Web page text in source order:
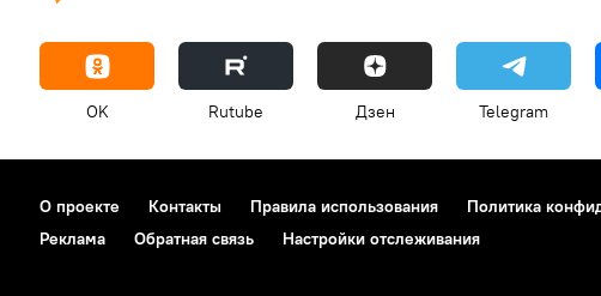
OK Rutube Дзен Telegram
О проекте Контакты Правила использования Политика
Реклама
Обратная связь Настройки отслеживания